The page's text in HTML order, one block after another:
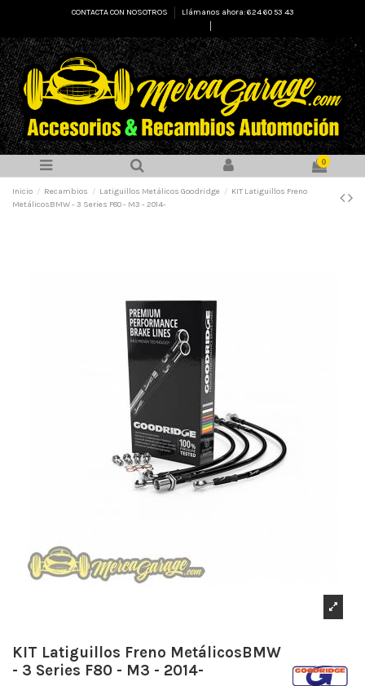
CONTACTA CON NOSOTROS
Llámanos ahora: 624 60 53 43
0
Inicio Recambios Latiguillos Metálicos Goodridge
KIT Latiguillos Freno
MetálicosBMW - 3 Series F80 - M3 - 2014-
KIT Latiguillos Freno MetálicosBMW
- 3 Series F80 - M3 - 2014-